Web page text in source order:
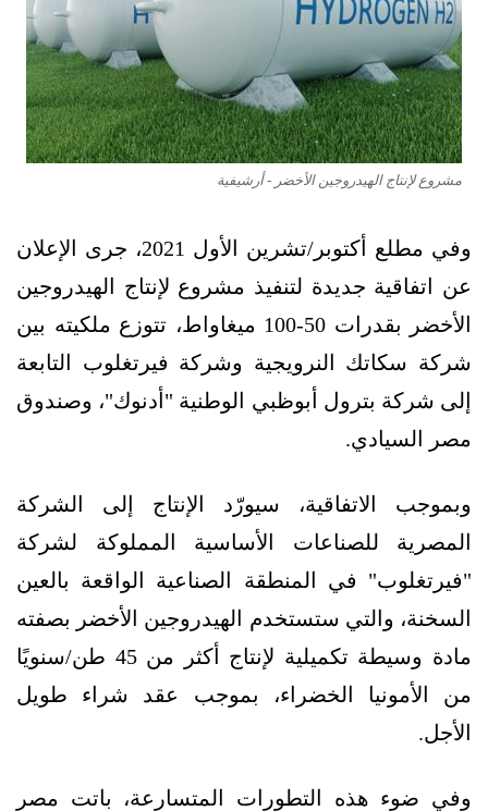
مشروع لإنتاج الهيدروجين الأخضر - أرشيفية
وفي مطلع أكتوبر/تشرين الأول 2021، جرى الإعلان
عن اتفاقية جديدة لتنفيذ مشروع لإنتاج الهيدروجين
الأخضر بقدرات 50-100 ميغاواط، تتوزع ملكيته بين
شركة سكاتك النرويجية وشركة فيرتغلوب التابعة
إلى شركة بترول أبوظبي الوطنية "أدنوك"، وصندوق
مصر السيادي.
وبموجب الاتفاقية، سيورّد الإنتاج إلى الشركة
المصرية للصناعات الأساسية المملوكة لشركة
"فيرتغلوب" في المنطقة الصناعية الواقعة بالعين
السخنة، والتي ستستخدم الهيدروجين الأخضر بصفته
مادة وسيطة تكميلية لإنتاج أكثر من 45 طن/سنويًا
من الأمونيا الخضراء، بموجب عقد شراء طويل
الأجل.
وفي ضوء هذه التطورات المتسارعة، باتت مصر